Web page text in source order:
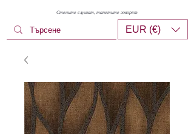
Стените слушат, тапетите говорят
EUR (€)